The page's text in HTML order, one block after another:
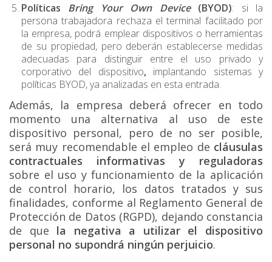
Políticas Bring Your Own Device (BYOD): si la
persona trabajadora rechaza el terminal facilitado por
la empresa, podrá emplear dispositivos o herramientas
de su propiedad, pero deberán establecerse medidas
adecuadas para distinguir entre el uso privado y
corporativo del dispositivo, implantando sistemas y
políticas BYOD, ya analizadas en esta entrada.
Además, la empresa deberá ofrecer en todo
momento una alternativa al uso de este
dispositivo personal, pero de no ser posible,
será muy recomendable el empleo de cláusulas
contractuales informativas y reguladoras
sobre el uso y funcionamiento de la aplicación
de control horario, los datos tratados y sus
finalidades, conforme al Reglamento General de
Protección de Datos (RGPD), dejando constancia
de que la negativa a utilizar el dispositivo
personal no supondrá ningún perjuicio.